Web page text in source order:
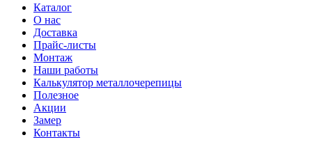
Каталог
О нас
Доставка
Прайс-листы
Монтаж
Наши работы
Калькулятор металлочерепицы
Полезное
Акции
Замер
Контакты